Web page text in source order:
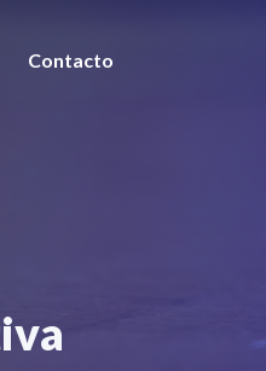
Contacto